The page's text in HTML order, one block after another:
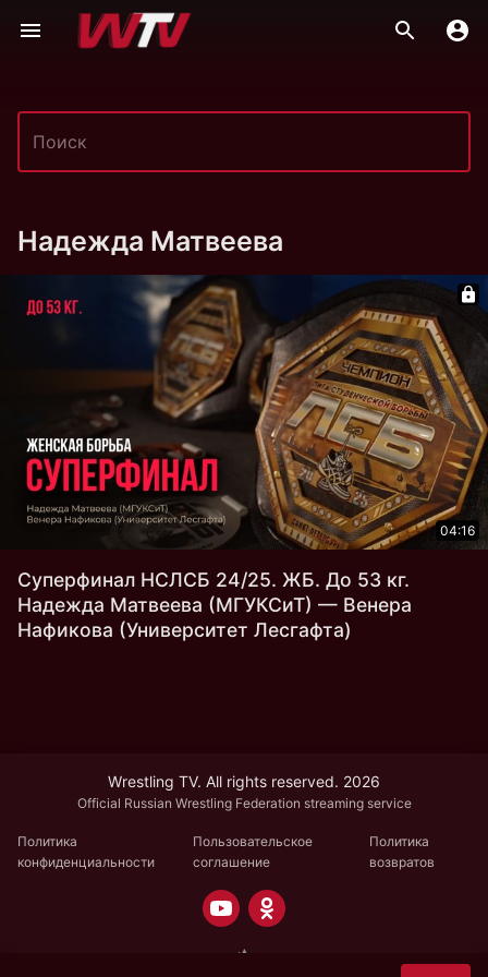
Надежда Матвеева
04:16
Суперфинал НСЛСБ 24/25. ЖБ. До 53 кг.
Надежда Матвеева (МГУКСиТ) — Венера
Нафикова (Университет Лесгафта)
Wrestling TV. All rights reserved. 2026
Official Russian Wrestling Federation streaming service
Политика
конфиденциальности
Пользовательское
соглашение
Политика
возвратов